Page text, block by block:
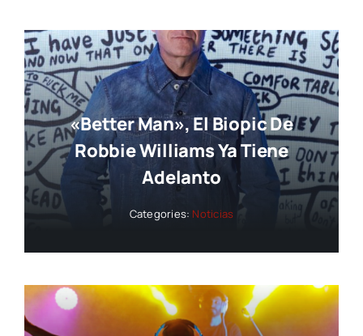
«Better Man», El Biopic De
Robbie Williams Ya Tiene
Adelanto
Categories: Noticias